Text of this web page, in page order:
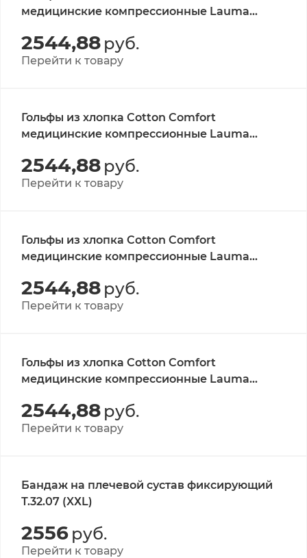
медицинские компрессионные Lauma
2544,88 руб.
Перейти к товару
Гольфы из хлопка Cotton Comfort
медицинские компрессионные Lauma
2544,88 руб.
Перейти к товару
Гольфы из хлопка Cotton Comfort
медицинские компрессионные Lauma
2544,88 руб.
Перейти к товару
Гольфы из хлопка Cotton Comfort
медицинские компрессионные Lauma
2544,88 руб.
Перейти к товару
Бандаж на плечевой сустав фиксирующий
Т.32.07 (XХL)
2556 руб.
Перейти к товару